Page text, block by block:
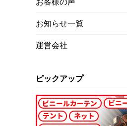
お客様の声
お知らせ一覧
運営会社
ピックアップ